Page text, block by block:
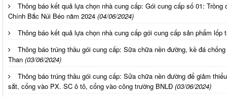
Thông báo kết quả lựa chọn nhà cung cấp: Gói cung cấp số 01:
Chính Bắc Núi Béo năm 2024 (04/06/2024)
Thông báo kết quả lựa chọn nhà cung cấp gói cung cấp sản phẩm lốp
Thông báo trúng thầu gói cung cấp: Sữa chữa nền đường, kề đá
Than (03/06/2024)
Thông báo trúng thầu gói cung cấp: Sửa chữa nền đường để giảm
sắt, cổng vào PX. SC ô tô, cổng vào công trường BNLĐ (03/06/2024)